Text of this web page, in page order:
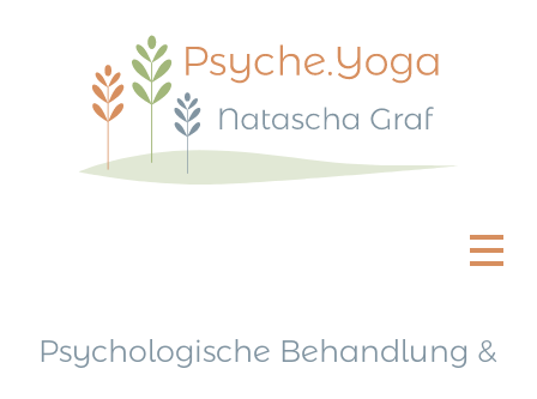
Psychologische Behandlung &